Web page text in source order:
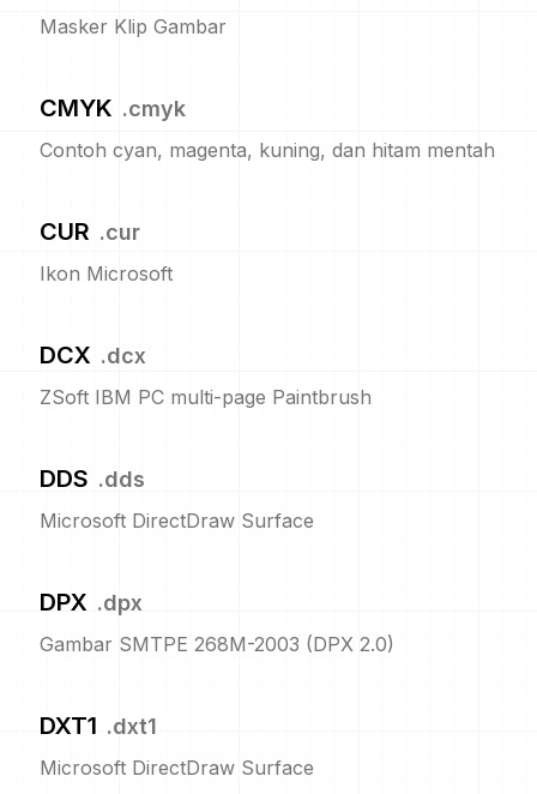
Masker Klip Gambar
CMYK .cmyk
Contoh cyan, magenta, kuning, dan hitam mentah
CUR .cur
Ikon Microsoft
DCX .dcx
ZSoft IBM PC multi-page Paintbrush
DDS .dds
Microsoft DirectDraw Surface
DPX .dpx
Gambar SMTPE 268M-2003 (DPX 2.0)
DXT1 .dxt1
Microsoft DirectDraw Surface